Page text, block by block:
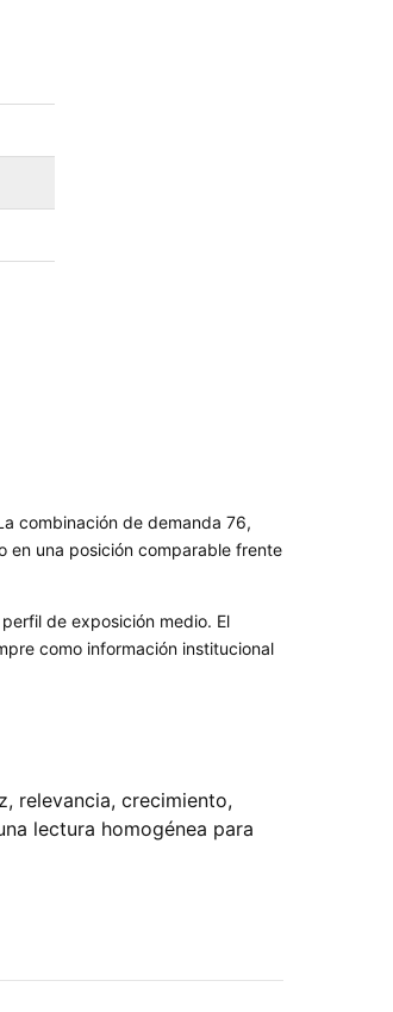
combinación de demanda 76,
en una posición comparable frente
de exposición medio. El
como información institucional
relevancia, crecimiento,
lectura homogénea para